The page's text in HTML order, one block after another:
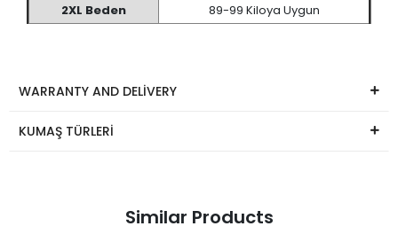
2XL Beden
89-99 Kiloya Uygun
WARRANTY AND DELİVERY
KUMAŞ TÜRLERİ
Similar Products